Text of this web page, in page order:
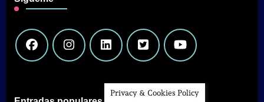
Privacy & Cookies Policy